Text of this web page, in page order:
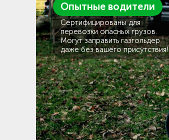
Опытные водители
Сертифицированы для
перевозки опасных грузов.
Могут заправить газгольдер
даже без вашего присутствия!